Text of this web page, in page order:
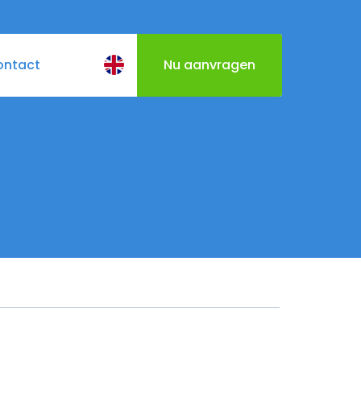
CateringmenuVaren door Utrecht
Nu aanvragen